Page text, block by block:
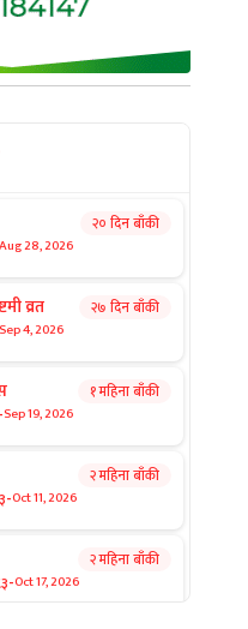
Aug 28, 2026
२० दिन बाँकी
व्रत
Sep 4, 2026
२७ दिन बाँकी
-Sep 19, 2026
१ महिना बाँकी
-Oct 11, 2026
२ महिना बाँकी
-Oct 17, 2026
२ महिना बाँकी